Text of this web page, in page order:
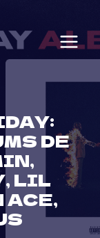
DE
LIL
ACE,